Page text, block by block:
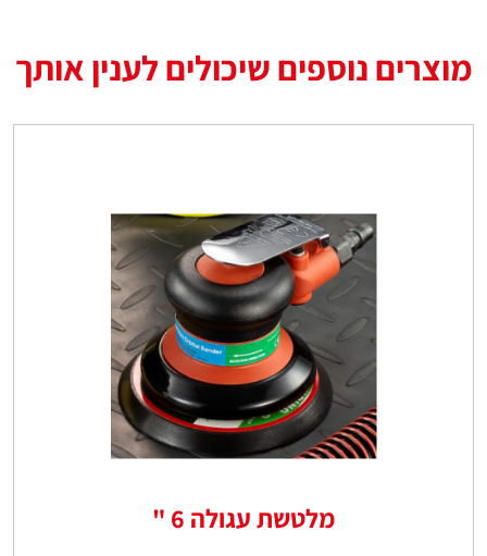
מוצרים נוספים שיכולים לענין אותך
מלטשת עגולה 6 "